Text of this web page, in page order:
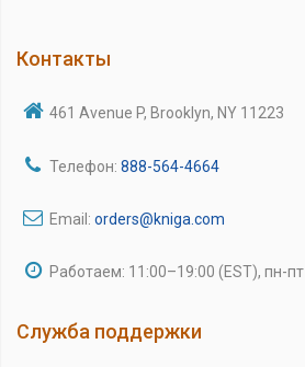
Контакты
461 Avenue P, Brooklyn, NY 11223
Телефон: 888-564-4664
Email: orders@kniga.com
Работаем: 11:00–19:00 (EST), пн-пт
Служба поддержки